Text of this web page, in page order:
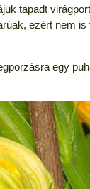
tapadt
ezért nem
egy